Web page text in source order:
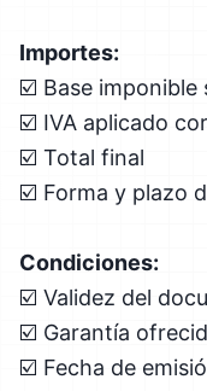
Importes:
☑️ Base imponible
☑️ IVA aplicado
☑️ Total final
☑️ Forma y plazo
Condiciones:
☑️ Validez del
☑️ Garantía
☑️ Fecha de